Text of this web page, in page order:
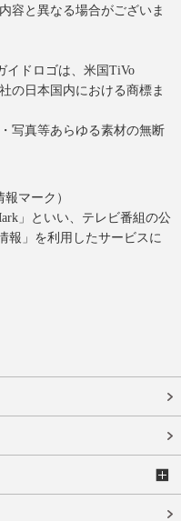
容と異なる場合がございま
イドロゴは、米国TiVo
の日本国内における商標ま
写真等あらゆる素材の無断
マーク）
」といい、テレビ番組の公
報」を利用したサービスに